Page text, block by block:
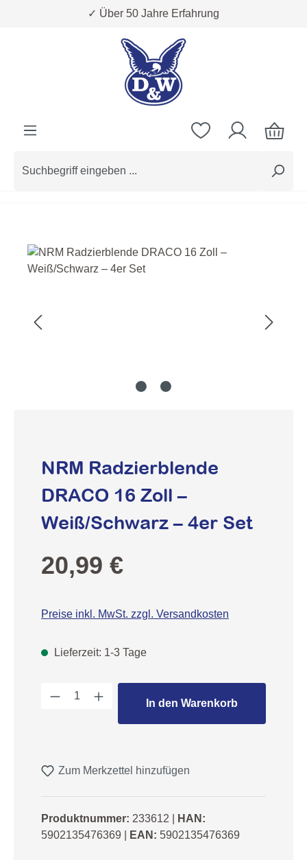
Zum Hauptinhalt springen✓ Über 50 Jahre Erfahrung
Bildergalerie überspringen
NRM Radzierblende
DRACO 16 Zoll –
Weiß/Schwarz – 4er Set
Regulärer Preis:
20,99 €
Preise inkl. MwSt. zzgl. Versandkosten
Lieferzeit: 1-3 Tage
Produkt Anzahl: Gib den
In den Warenkorb
Zum Merkzettel hinzufügen
Produktnummer: 233612
HAN:
5902135476369
EAN: 5902135476369